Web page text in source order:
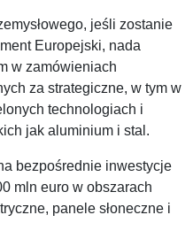
jeśli zostanie
Europejski, nada
w zamówieniach
za strategiczne, w tym w
technologiach i
jak aluminium i stal.
bezpośrednie inwestycje
mln euro w obszarach
panele słoneczne i